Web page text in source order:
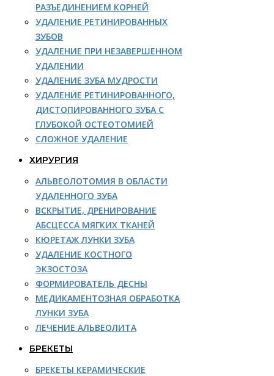
РАЗЪЕДИНЕНИЕМ КОРНЕЙ
УДАЛЕНИЕ РЕТИНИРОВАННЫХ
ЗУБОВ
УДАЛЕНИЕ ПРИ НЕЗАВЕРШЕННОМ
УДАЛЕНИИ
УДАЛЕНИЕ ЗУБА МУДРОСТИ
УДАЛЕНИЕ РЕТИНИРОВАННОГО,
ДИСТОПИРОВАННОГО ЗУБА С
ГЛУБОКОЙ ОСТЕОТОМИЕЙ
СЛОЖНОЕ УДАЛЕНИЕ
ХИРУРГИЯ
АЛЬВЕОЛОТОМИЯ В ОБЛАСТИ
УДАЛЕННОГО ЗУБА
ВСКРЫТИЕ, ДРЕНИРОВАНИЕ
АБСЦЕССА МЯГКИХ ТКАНЕЙ
КЮРЕТАЖ ЛУНКИ ЗУБА
УДАЛЕНИЕ КОСТНОГО
ЭКЗОСТОЗА
ФОРМИРОВАТЕЛЬ ДЕСНЫ
МЕДИКАМЕНТОЗНАЯ ОБРАБОТКА
ЛУНКИ ЗУБА
ЛЕЧЕНИЕ АЛЬВЕОЛИТА
БРЕКЕТЫ
БРЕКЕТЫ КЕРАМИЧЕСКИЕ